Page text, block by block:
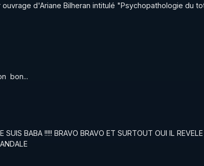
d'Ariane Bilheran intitulé "Psychopathologie du
bon...
SUIS BABA !!!!! BRAVO BRAVO ET SURTOUT OUI IL REVELE